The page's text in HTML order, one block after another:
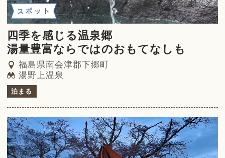
スポット
四季を感じる温泉郷
湯量豊富ならではのおもてなしも
福島県南会津郡下郷町
湯野上温泉
泊まる